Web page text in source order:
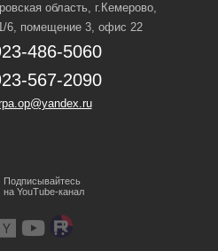
область, г.Кемерово,
6, помещение 3, офис 22
486-5060
567-2090
Подписывайтесь
на YouTube-канал